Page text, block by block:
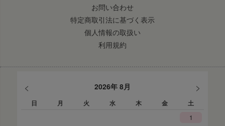
お問い合わせ
特定商取引法に基づく表示
個人情報の取扱い
利用規約
< 2026年 8月 >
日 月 火 水 木 金 土
1